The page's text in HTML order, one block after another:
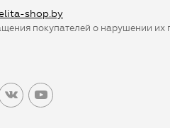
shop.by
покупателей о нарушении их